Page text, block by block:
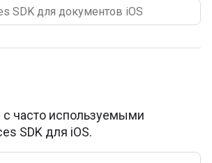
с часто используемыми
SDK для iOS.